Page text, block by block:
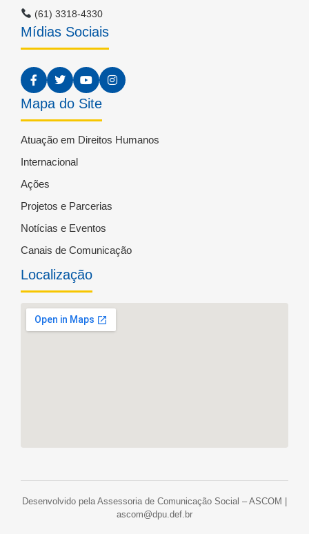
(61) 3318-4330
Mídias Sociais
Mapa do Site
Atuação em Direitos Humanos
Internacional
Ações
Projetos e Parcerias
Notícias e Eventos
Canais de Comunicação
Localização
Desenvolvido pela Assessoria de Comunicação Social – ASCOM |
ascom@dpu.def.br